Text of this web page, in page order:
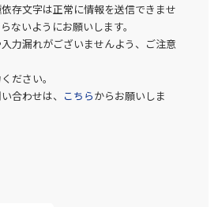
存文字は正常に情報を送信できませ
ないようにお願いします。
力漏れがございませんよう、ご注意
ださい。
合わせは、 こちらからお願いしま